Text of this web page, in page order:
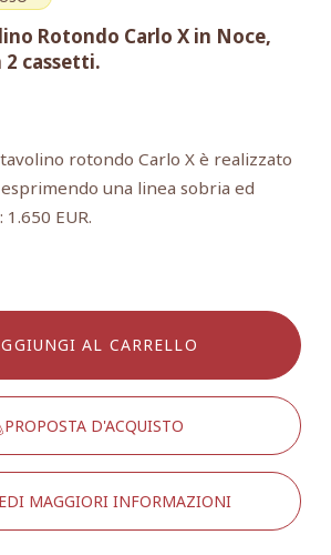
Rotondo Carlo X in Noce,
2 cassetti.
rotondo Carlo X è realizzato
una linea sobria ed
EUR.
AL CARRELLO
PROPOSTA D'ACQUISTO
MAGGIORI INFORMAZIONI